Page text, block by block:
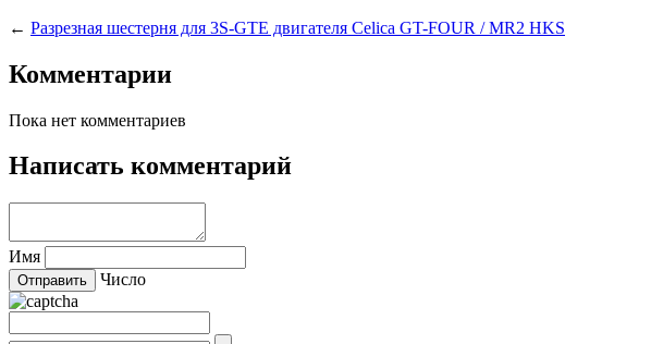
← Разрезная шестерня для 3S-GTE двигателя Celica GT-FOUR / MR2 HKS
Комментарии
Пока нет комментариев
Написать комментарий
Имя
Число